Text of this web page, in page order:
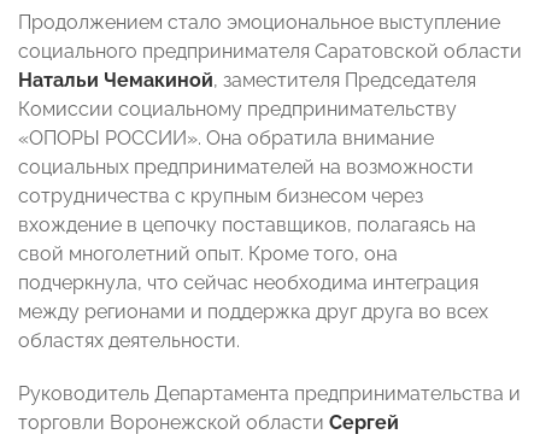
Продолжением стало эмоциональное выступление
социального предпринимателя Саратовской области
Натальи Чемакиной, заместителя Председателя
Комиссии социальному предпринимательству
«ОПОРЫ РОССИИ». Она обратила внимание
социальных предпринимателей на возможности
сотрудничества с крупным бизнесом через
вхождение в цепочку поставщиков, полагаясь на
свой многолетний опыт. Кроме того, она
подчеркнула, что сейчас необходима интеграция
между регионами и поддержка друг друга во всех
областях деятельности.
Руководитель Департамента предпринимательства и
торговли Воронежской области Сергей